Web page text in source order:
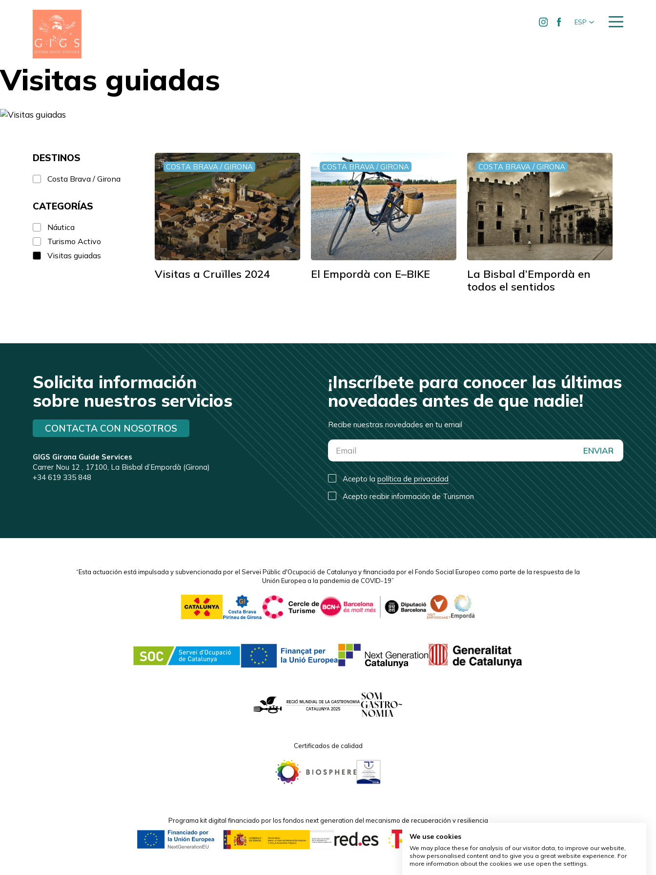
ESP
Visitas guiadas
DESTINOS
Costa Brava / Girona
CATEGORÍAS
Náutica
Turismo Activo
Visitas guiadas
COSTA BRAVA / GIRONA
Visitas a Cruïlles 2024
COSTA BRAVA / GIRONA
El Empordà con E–BIKE
COSTA BRAVA / GIRONA
La Bisbal d’Empordà en
todos el sentidos
Solicita información
sobre nuestros servicios
CONTACTA CON NOSOTROS
GIGS Girona Guide Services
Carrer Nou 12 , 17100, La Bisbal d’Empordà (Girona)
+34 619 335 848
¡Inscríbete para conocer las últimas
novedades antes de que nadie!
Recibe nuestras novedades en tu email
ENVIAR
Acepto lapolítica de privacidad
Acepto recibir información de Turismon
“Esta actuación está impulsada y subvencionada por el Servei Públic d'Ocupació de Catalunya y financiada por el Fondo Social Europeo como parte de la respuesta de la
Unión Europea a la pandemia de COVID-19”
Certificados de calidad
Programa kit digital financiado por los fondos next generation del mecanismo de recuperación y resiliencia
We use cookies
We may place these for analysis of our visitor data, to improve our website,
show personalised content and to give you a great website experience. For
more information about the cookies we use open the settings.